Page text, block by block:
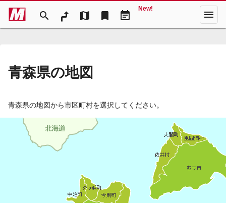
search map bookmark event_note
New! menu
青森県の地図
青森県の地図から市区町村を選択してください。